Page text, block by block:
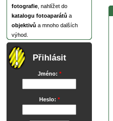
fotografie , nahlížet do
katalogu fotoaparátů a
objektivů a mnoho dalších
výhod.
Přihlásit
Jméno: *
Heslo: *